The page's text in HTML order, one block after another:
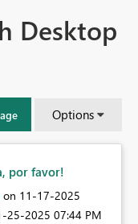
Desktop
Options
por favor!
on ‎11-17-2025
25-2025 07:44 PM